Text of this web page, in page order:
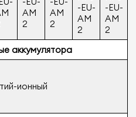
AM
2
AM
2
-EU-
AM
2
-EU-
AM
2
аккумулятора
ионный